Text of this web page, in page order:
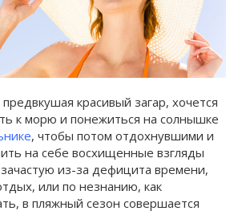
красивый загар, хочется
к морю и понежиться на солнышке
, чтобы потом отдохнувшими и
на себе восхищенные взгляды
из-за дефицита времени,
или по незнанию, как
в пляжный сезон совершается